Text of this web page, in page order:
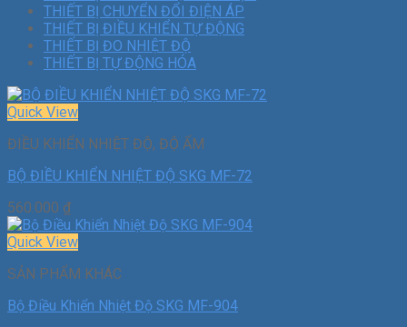
THIẾT BỊ CHUYỂN ĐỔI ĐIỆN ÁP
THIẾT BỊ ĐIỀU KHIỂN TỰ ĐỘNG
THIẾT BỊ ĐO NHIỆT ĐỘ
THIẾT BỊ TỰ ĐỘNG HÓA
Quick View
ĐIỀU KHIỂN NHIỆT ĐỘ, ĐỘ ẨM
BỘ ĐIỀU KHIỂN NHIỆT ĐỘ SKG MF-72
560.000 ₫
Quick View
SẢN PHẨM KHÁC
Bộ Điều Khiển Nhiệt Độ SKG MF-904